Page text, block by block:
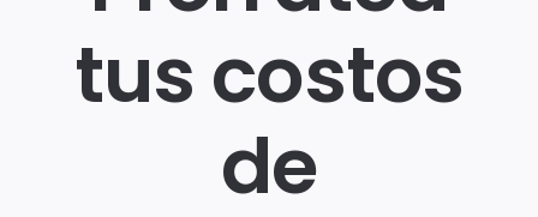
Blog
Contáctenos
tus costos
de